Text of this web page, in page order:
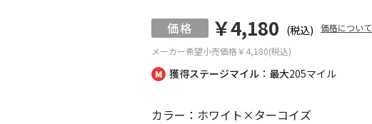
獲得ステージマイル：最大205マイル
メーカー希望小売価格￥4,180(税込)
￥4,180 (税込) 価格について
カラー：ホワイト×ターコイズ